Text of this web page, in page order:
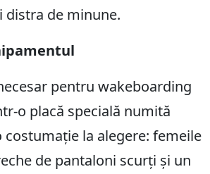
distra de minune.
pentru wakeboarding
o placă specială numită
costumație la alegere: femeile
de pantaloni scurți și un